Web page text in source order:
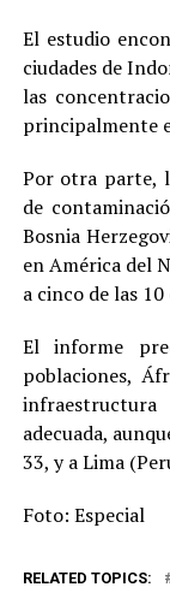
El estudio
ciudades de
las
principalmente
Por otra parte,
de
Bosnia
en América del
a cinco de las
El informe
poblaciones,
adecuada,
33, y a Lima
Foto: Especial
RELATED TOPICS: